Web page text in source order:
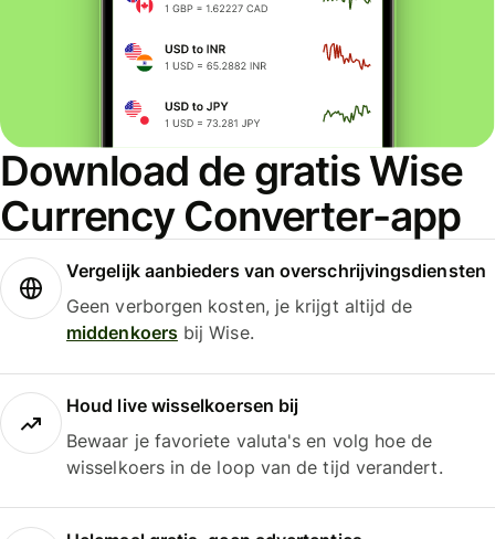
Download de gratis Wise
Currency Converter-app
Vergelijk aanbieders van overschrijvingsdiensten
Geen verborgen kosten, je krijgt altijd de
middenkoersbij Wise.
Houd live wisselkoersen bij
Bewaar je favoriete valuta's en volg hoe de
wisselkoers in de loop van de tijd verandert.